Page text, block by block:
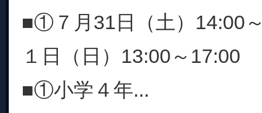
■①７月31日（土）14:00
１日（日）13:00～17:00
■①小学４年...